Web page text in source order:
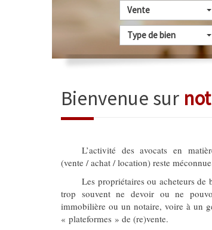
Vente
Type de bien
Bienvenue sur
L’activité des avocats en
(vente / achat / location) reste
Les propriétaires ou acheteurs
trop souvent ne devoir ou ne
immobilière ou un notaire, voire à un
« plateformes » de (re)vente.